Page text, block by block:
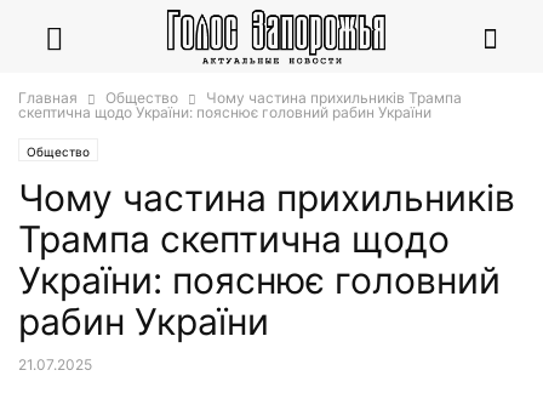
Главная Общество
Чому частина прихильників Трампа
скептична щодо України: пояснює головний рабин України
Общество
Чому частина прихильників
Трампа скептична щодо
України: пояснює головний
рабин України
21.07.2025